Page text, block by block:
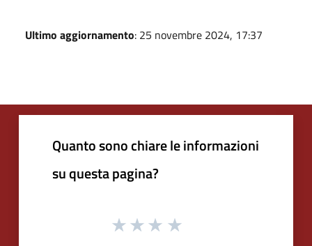
Ultimo aggiornamento: 25 novembre 2024, 17:37
Quanto sono chiare le informazioni
su questa pagina?